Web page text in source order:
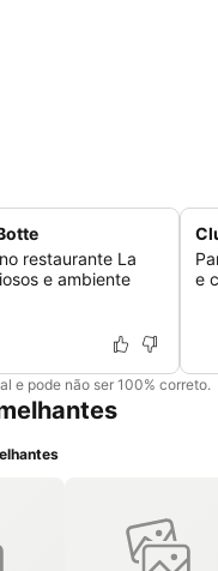
restaurante La
e ambiente
e
e pode não ser 100% correto.